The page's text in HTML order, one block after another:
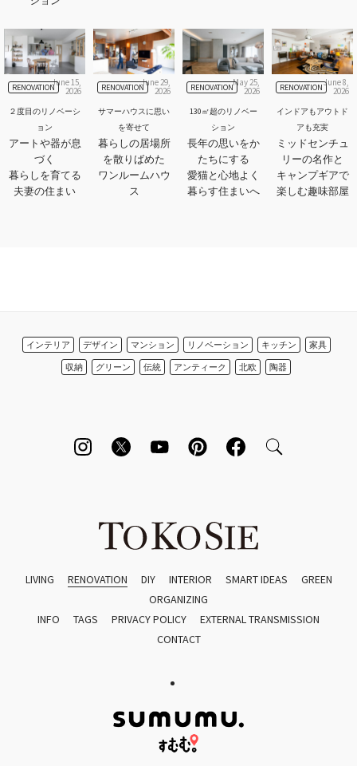
RENOVATIONJune 15,
2026
２度目のリノベーシ
ョン
アートや器が息
づく
暮らしを育てる
夫妻の住まい
RENOVATIONJune 29,
2026
サマーハウスに思い
を寄せて
暮らしの居場所
を散りばめた
ワンルームハウ
ス
RENOVATIONMay 25,
2026
130㎡超のリノベー
ション
長年の思いをか
たちにする
愛猫と心地よく
暮らす住まいへ
RENOVATIONJune 8,
2026
インドアもアウトド
アも充実
ミッドセンチュ
リーの名作と
キャンプギアで
楽しむ趣味部屋
インテリア デザイン マンション リノベーション キッチン
家具
収納
グリーン 伝統 アンティーク 北欧 陶器
LIVING RENOVATION DIY INTERIOR SMART IDEAS
GREEN
ORGANIZING
INFO
TAGS PRIVACY POLICY
EXTERNAL TRANSMISSION
CONTACT